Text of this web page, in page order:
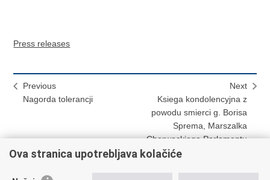
Press releases
Previous
Nagorda tolerancji
Next
Ksiega kondolencyjna z
powodu smierci g. Borisa
Sprema, Marszalka
Chorwackiego Parlamentu
Ova stranica upotrebljava kolačiće